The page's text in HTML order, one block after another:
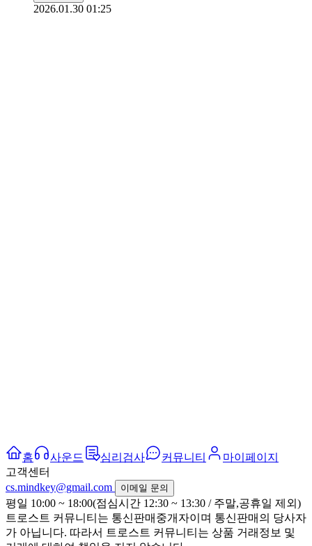
2026.01.30 01:25
홈 사운드 심리검사 커뮤니티
마이페이지
고객센터
cs.mindkey@gmail.com
이메일 문의
평일 10:00 ~ 18:00(점심시간 12:30 ~ 13:30 / 주말,공휴일 제외)
트로스트 커뮤니티는 통신판매중개자이며 통신판매의 당사자
가 아닙니다. 따라서 트로스트 커뮤니티는 상품 거래정보 및